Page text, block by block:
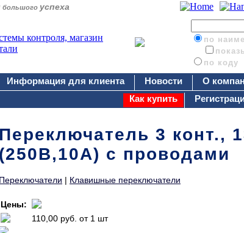
большого успеха
по
по коду
Информация для клиента Новости О
Как купить
Переключатель 3 конт.,
(250В,10А) с проводами
Переключатели | Клавишные переключатели
Цены:
110,00 руб. от 1 шт